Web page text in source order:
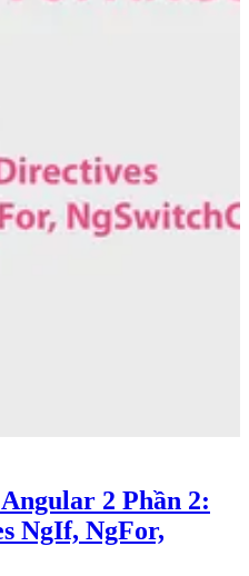
2 Phần 2:
NgIf, NgFor,